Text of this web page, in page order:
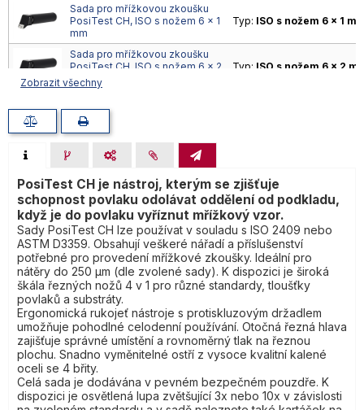
Sada pro mřížkovou zkoušku
PosiTest CH, ISO s nožem 6 x 1
mm
Typ: ISO s nožem 6 x 1
Sada pro mřížkovou zkoušku
PosiTest CH, ISO s nožem 6 x 2
mm
Typ: ISO s nožem 6 x 2
PosiTest CH, ISO s nožem 6 x 3
mm
Zobrazit všechny
PosiTest CH je nástroj, kterým se zjišťuje
schopnost povlaku odolávat oddělení od podkladu,
když je do povlaku vyříznut mřížkový vzor.
Sady PosiTest CH lze používat v souladu s ISO 2409 nebo
ASTM D3359. Obsahují veškeré nářadí a příslušenství
potřebné pro provedení mřížkové zkoušky. Ideální pro
nátěry do 250 µm (dle zvolené sady). K dispozici je široká
škála řezných nožů 4 v 1 pro různé standardy, tloušťky
povlaků a substráty.
Ergonomická rukojeť nástroje s protiskluzovým držadlem
umožňuje pohodlné celodenní používání. Otočná řezná hlava
zajišťuje správné umístění a rovnoměrný tlak na řeznou
plochu. Snadno vyměnitelné ostří z vysoce kvalitní kalené
oceli se 4 břity.
Celá sada je dodávána v pevném bezpečném pouzdře. K
dispozici je osvětlená lupa zvětšující 3x nebo 10x v závislosti